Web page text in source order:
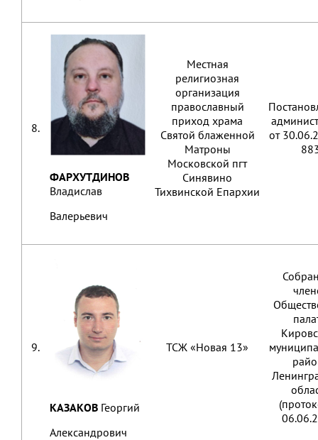
8.
ФАРХУТДИНОВ
Владислав
Валерьевич
Местная
религиозная
организация
православный
приход храма
Святой блаженной
Матроны
Московской пгт
Синявино
Тихвинской Епархии
от
9.
КАЗАКОВ Георгий
Александрович
ТСЖ «Новая 13»